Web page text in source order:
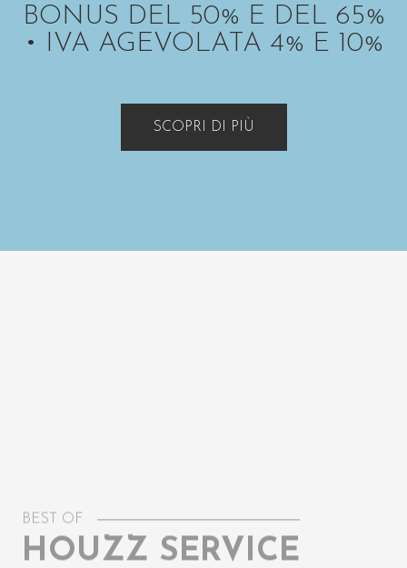
BONUS DEL 50% E DEL 65%
• IVA AGEVOLATA 4% E 10%
SCOPRI DI PIÙ
BEST OF
HOUZZ SERVICE